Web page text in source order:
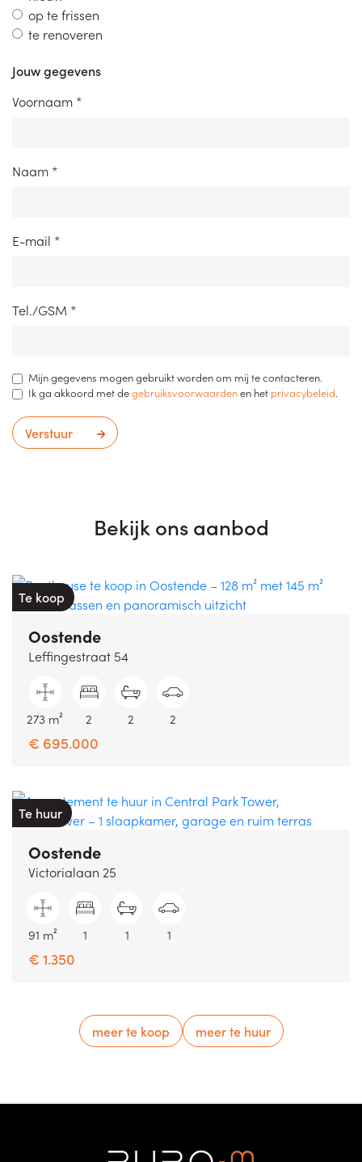
op te frissen
te renoveren
Jouw gegevens
Voornaam *
Naam *
E-mail *
Tel./GSM *
Mijn gegevens mogen gebruikt worden om mij te contacteren.
Ik ga akkoord met degebruiksvoorwaardenen het privacybeleid.
Verstuur
Bekijk ons aanbod
Te koop
Oostende
Leffingestraat 54
273 m² 2 2 2
€ 695.000
Te huur
Oostende
Victorialaan 25
91 m² 1 1 1
€ 1.350
meer te koop meer te huur